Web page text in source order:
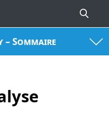
– Sommaire